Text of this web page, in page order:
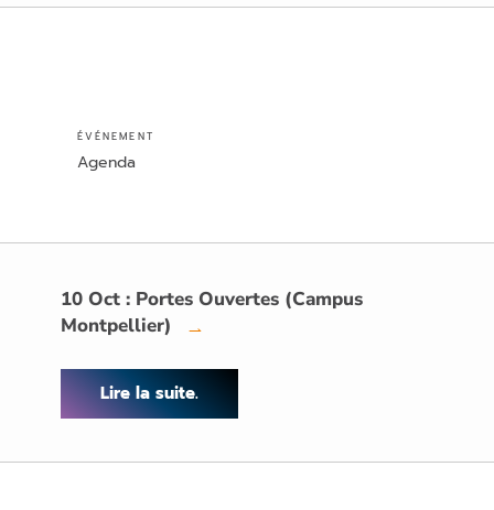
ÉVÉNEMENT
Agenda
10 Oct : Portes Ouvertes (Campus
Montpellier)
→
Lire la suite.